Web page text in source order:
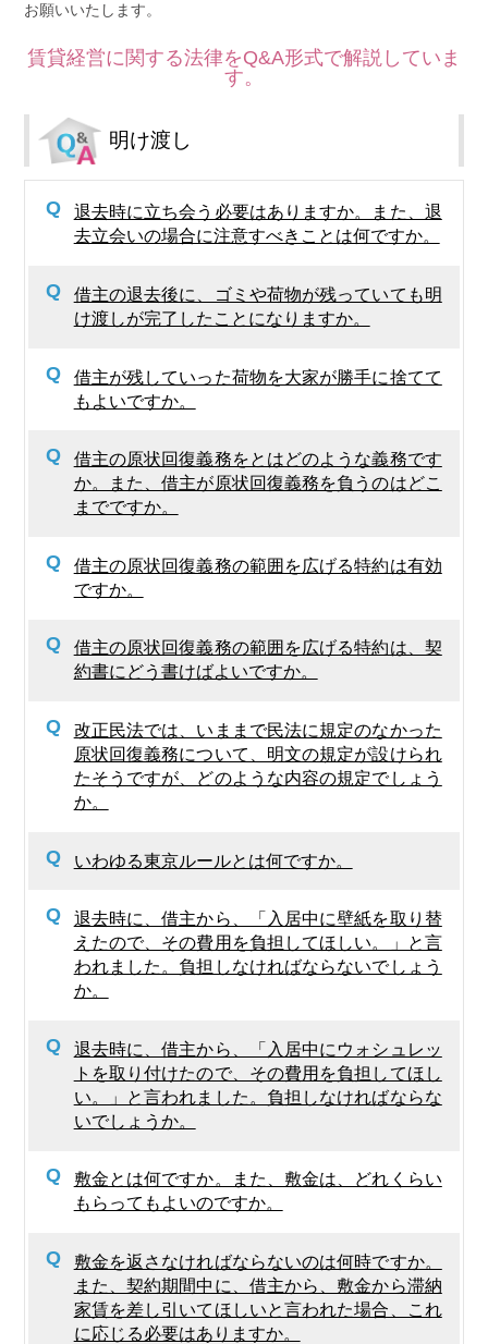
お願いいたします。
賃貸経営に関する法律をQ&A形式で解説していま
す。
明け渡し
Q
退去時に立ち会う必要はありますか。また、退
去立会いの場合に注意すべきことは何ですか。
Q
借主の退去後に、ゴミや荷物が残っていても明
け渡しが完了したことになりますか。
Q
借主が残していった荷物を大家が勝手に捨てて
もよいですか。
Q
借主の原状回復義務をとはどのような義務です
か。また、借主が原状回復義務を負うのはどこ
までですか。
Q
借主の原状回復義務の範囲を広げる特約は有効
ですか。
Q
借主の原状回復義務の範囲を広げる特約は、契
約書にどう書けばよいですか。
Q
改正民法では、いままで民法に規定のなかった
原状回復義務について、明文の規定が設けられ
たそうですが、どのような内容の規定でしょう
か。
Q いわゆる東京ルールとは何ですか。
Q
退去時に、借主から、「入居中に壁紙を取り替
えたので、その費用を負担してほしい。」と言
われました。負担しなければならないでしょう
か。
Q
退去時に、借主から、「入居中にウォシュレッ
トを取り付けたので、その費用を負担してほし
い。」と言われました。負担しなければならな
いでしょうか。
Q
敷金とは何ですか。また、敷金は、どれくらい
もらってもよいのですか。
Q
敷金を返さなければならないのは何時ですか。
また、契約期間中に、借主から、敷金から滞納
家賃を差し引いてほしいと言われた場合、これ
に応じる必要はありますか。